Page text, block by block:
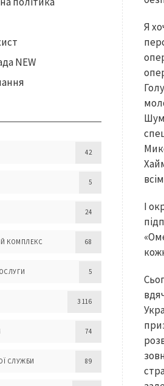
Я
І
NEW
42
5
24
КОМПЛЕКС 68
5
3 116
74
СЛУЖБИ 89